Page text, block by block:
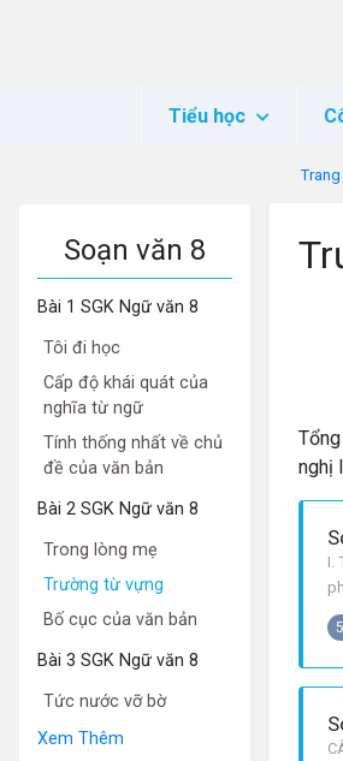
Tiểu học
Soạn văn 8
Bài 1 SGK Ngữ văn 8
Tôi đi học
Cấp độ khái quát của
nghĩa từ ngữ
Tính thống nhất về chủ
đề của văn bản
Bài 2 SGK Ngữ văn 8
Trong lòng mẹ
Trường từ vựng
Bố cục của văn bản
Bài 3 SGK Ngữ văn 8
Tức nước vỡ bờ
Xem Thêm
nghị
I.